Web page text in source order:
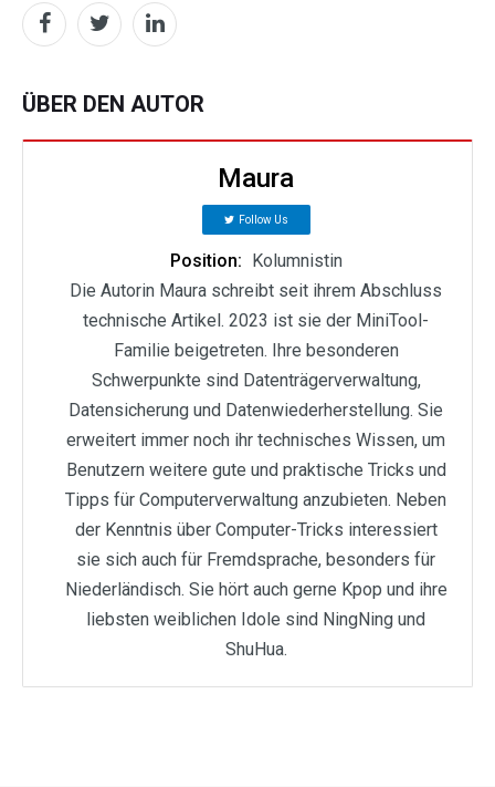
ÜBER DEN AUTOR
Maura
Follow Us
Position: Kolumnistin
Die Autorin Maura schreibt seit ihrem Abschluss
technische Artikel. 2023 ist sie der MiniTool-
Familie beigetreten. Ihre besonderen
Schwerpunkte sind Datenträgerverwaltung,
Datensicherung und Datenwiederherstellung. Sie
erweitert immer noch ihr technisches Wissen, um
Benutzern weitere gute und praktische Tricks und
Tipps für Computerverwaltung anzubieten. Neben
der Kenntnis über Computer-Tricks interessiert
sie sich auch für Fremdsprache, besonders für
Niederländisch. Sie hört auch gerne Kpop und ihre
liebsten weiblichen Idole sind NingNing und
ShuHua.